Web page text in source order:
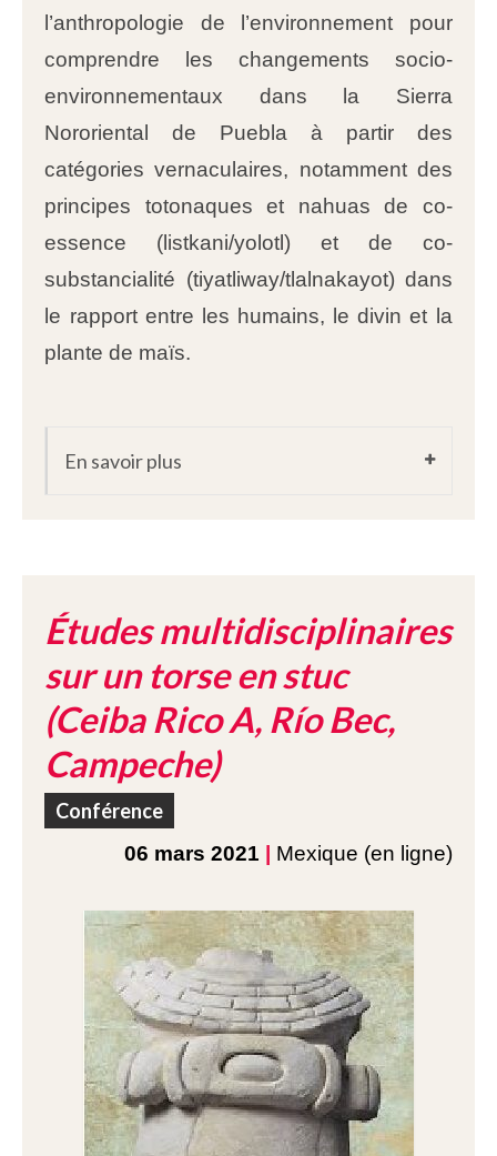
l’anthropologie de l’environnement pour
comprendre les changements socio-
environnementaux dans la Sierra
Nororiental de Puebla à partir des
catégories vernaculaires, notamment des
principes totonaques et nahuas de co-
essence (listkani/yolotl) et de co-
substancialité (tiyatliway/tlalnakayot) dans
le rapport entre les humains, le divin et la
plante de maïs.
En savoir plus
Études multidisciplinaires
sur un torse en stuc
(Ceiba Rico A, Río Bec,
Campeche)
Conférence
06 mars 2021 Mexique (en ligne)